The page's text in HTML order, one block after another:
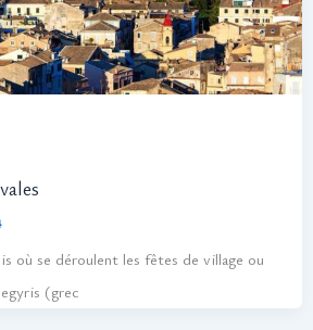
où se déroulent les fêtes de village ou
(grec